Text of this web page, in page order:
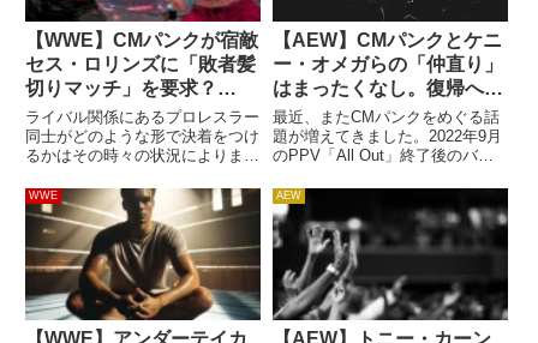
【WWE】CMパンクが宿敵
セス・ロリンズに「敗者髪
切りマッチ」を要求？
「あいつのお団子ヘアが大
嫌いなんだ」
ライバル関係にあるプロレスラー
同士がどのような形で決着をつけ
るかはその時々の状況によります
には特殊な結末を迎える可能性が
ある…かも？2023年にパンクが
WWEへ移籍してから、2人は常
にライバルとして強く意識し合...
【AEW】CMパンクとケニ
ー・オメガらの「仲直り」
はまったくなし。復帰への
道のりは困難
最近、またCMパンクをめぐる話
題が増えてきました。2022年9月
のPPV「All Out」終了後のバッ
ング・バックスと大喧嘩し、その
後出場停止処分を受けた彼は、先
日、Instagramで「悪い行いを赦
すこと」に...
WWE AEW